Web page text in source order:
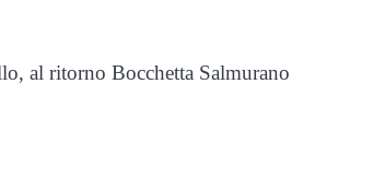
al ritorno Bocchetta Salmurano